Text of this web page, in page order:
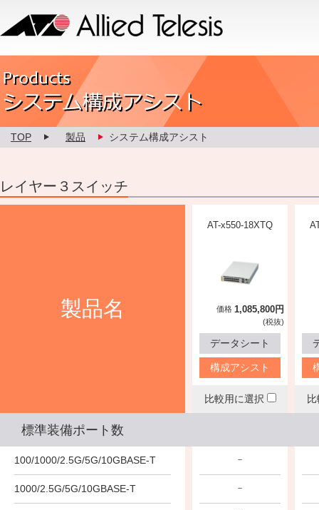
Product カスタマイズ
TOP 製品 システム構成アシスト
レイヤー３スイッチ
製品名
AT-x550-18XTQ
価格 1,085,800円
(税抜)
データシート
構成アシスト
比較用に選択
標準装備ポート数
100/1000/2.5G/5G/10GBASE-T
1000/2.5G/5G/10GBASE-T
－
－